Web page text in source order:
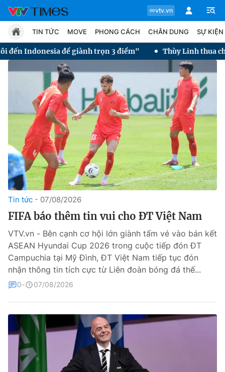
vtv.vn
Chuyên mục
Tin tức
Move
Phong cách
Chân dung
Sự kiện
Bóng đá
Thể thao Điện tử
Các môn khác
VIDEO
Bên lề
TIN TỨC MOVE PHONG CÁCH CHÂN DUNG SỰ KIỆN
giành trọn 3 điểm" Thùy Linh thua chung kết Taipei
Tin tức 07/08/2026
FIFA báo thêm tin vui cho ĐT Việt Nam
VTV.vn - Bên cạnh cơ hội lớn giành tấm vé vào bán kết
ASEAN Hyundai Cup 2026 trong cuộc tiếp đón ĐT
Campuchia tại Mỹ Đình, ĐT Việt Nam tiếp tục đón
nhận thông tin tích cực từ Liên đoàn bóng đá thế...
0 07/08/2026